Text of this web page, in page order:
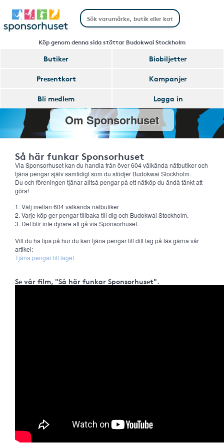
Köp genom denna sida stöttar Budokwai Stockholm
Butiker
Biobiljetter
Presentkort
Kampanjer
Bli medlem
Logga in
Om Sponsorhuset
Så här funkar Sponsorhuset
Via Sponsorhuset kan du handla från över 604 välkända nätbutiker och
tjäna pengar själv samtidigt som du stödjer Budokwai Stockholm.
Du och föreningen tjänar alltså pengar på ett nätköp du ändå tänkt att
göra!
1. Välj mellan 604 välkända nätbutiker
2. Varje köp ger pengar tillbaka till dig och Budokwai Stockholm.
3. Det blir inte dyrare att gå via Sponsorhuset.
Vill du ha tips på hur du kan tjäna pengar till ditt lag på läs gärna vår
artikel:
Tjäna pengar till laget
Se vår film, "Så här funkar Sponsorhuset".